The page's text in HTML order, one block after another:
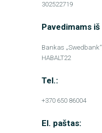
302522719
Pavedimams
Bankas
HABALT22
Tel.:
+370 650 86004
El. paštas: